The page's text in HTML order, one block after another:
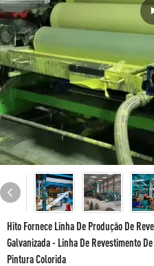
Hito Fornece Linha De Produção De
Galvanizada - Linha De Revestimento
Pintura Colorida